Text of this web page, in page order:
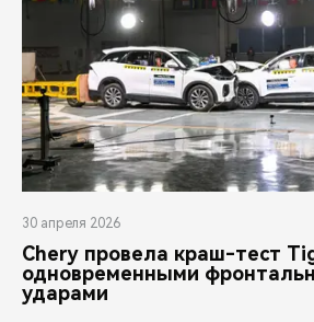
30 апреля 2026
Chery провела краш-тест
одновременными
ударами